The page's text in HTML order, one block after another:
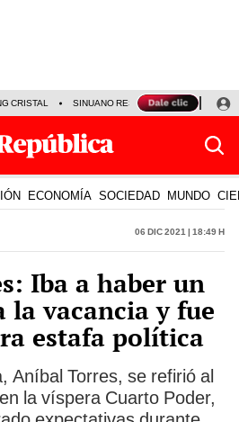
CRISTAL SINUANO RESULTADOS HOY
ECONOMÍA SOCIEDAD MUNDO
06 Dic 2021 | 18:49 h
Iba a haber un
la vacancia y fue
estafa política
Aníbal Torres, se refirió al
la víspera Cuarto Poder,